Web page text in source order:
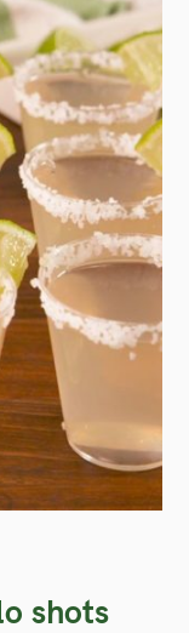
shots